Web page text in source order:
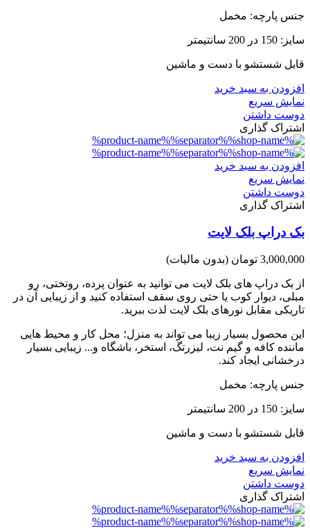
جنس پارچه: مخمل
سایز: 150 در 200 سانتیمتر
قابل شستشو با دست و ماشین
افزودن به سبد خرید
نمایش سریع
دوست داشتن
اشتراک گذاری
افزودن به سبد خرید
نمایش سریع
دوست داشتن
اشتراک گذاری
بک دراپ بلک لایت
3,000,000 تومان (بدون مالیات)
از بک دراپ های بلک لایت می توانید به عنوان پرده، روتختی، رو
مبلی، دیوار کوب یا حتی روی سقف استفاده کنید و از زیبایی آن در
تاریکی مقابل نورهای بلک لایت لذت ببرید.
این محصول بسیار زیبا می تواند به منزل؛ محل کار و محیط هایی
ماننده کافه و گیم نت، لیزرتگ، استخر، باشگاه و... زیبایی بسیار
درخشانی ایجاد کند.
جنس پارچه: مخمل
سایز: 150 در 200 سانتیمتر
قابل شستشو با دست و ماشین
افزودن به سبد خرید
نمایش سریع
دوست داشتن
اشتراک گذاری